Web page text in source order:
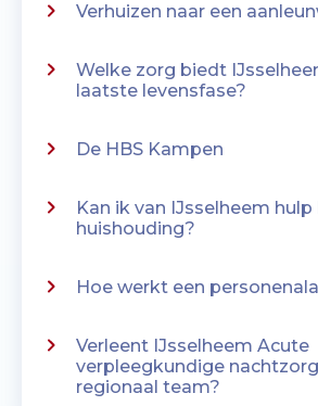
Verhuizen naar een
Welke zorg biedt
laatste levensfase?
De HBS Kampen
Kan ik van IJsselheem
huishouding?
Hoe werkt een
Verleent IJsselheem Acute
verpleegkundige
regionaal team?